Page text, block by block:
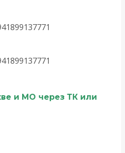
и МО через ТК или